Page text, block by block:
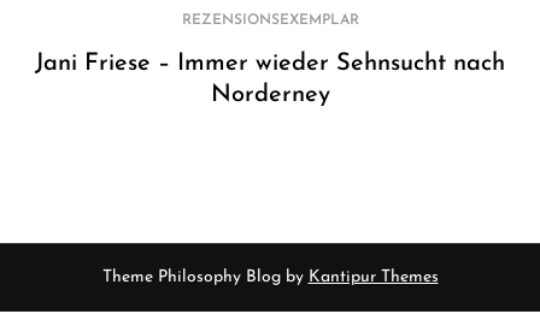
REZENSIONSEXEMPLAR
Jani Friese – Immer wieder Sehnsucht nach
Norderney
Theme Philosophy Blog by Kantipur Themes